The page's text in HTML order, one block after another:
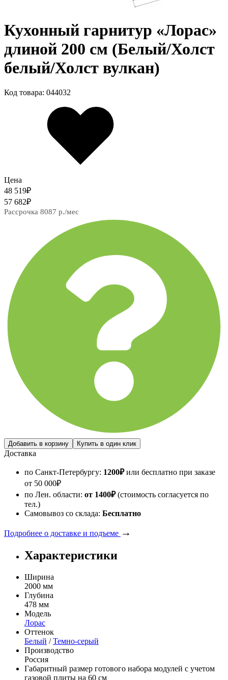
Кухонный гарнитур «Лорас»
длиной 200 см (Белый/Холст
белый/Холст вулкан)
Код товара: 044032
Цена
48 519₽
57 682₽
Рассрочка 8087 р./мес
Доставка
по Санкт-Петербургу: 1200₽или бесплатно при заказе
от 50 000₽
по Лен. области: от 1400₽(стоимость согласуется по
тел.)
Самовывоз со склада: Бесплатно
Подробнее о доставке и подъеме →
Характеристики
Ширина
2000 мм
Глубина
478 мм
Модель
Лорас
Оттенок
Белый /Темно-серый
Производство
Россия
Габаритный размер готового набора модулей с учетом
газовой плиты на 60 см